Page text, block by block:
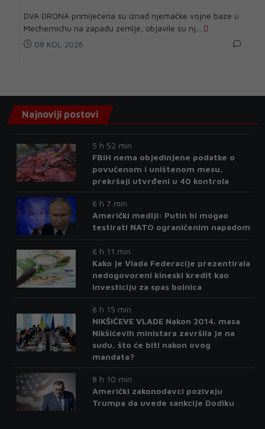
DVA DRONA primijećena su iznad njemačke vojne baze u
Mechernichu na zapadu zemlje, objavile su nj...
08 KOL 2026
Najnoviji postovi
5 h 52 min
FBiH nema objedinjene podatke o
povučenom i uništenom mesu,
prekršaji utvrđeni u 40 kontrola
6 h 7 min
Američki mediji: Putin bi mogao
testirati NATO ograničenim napadom
6 h 11 min
Kako je Vlada Federacije prezentirala
nedogovoreni kineski kredit kao
investiciju za spas bolnica
6 h 15 min
NIKŠIĆEVE VLADE Nakon 2014. masa
Nikšićevih ministara završila je na
sudu, što će biti nakon ovog
mandata?
8 h 10 min
Američki zakonodavci pozivaju
Trumpa da uvede sankcije Dodiku